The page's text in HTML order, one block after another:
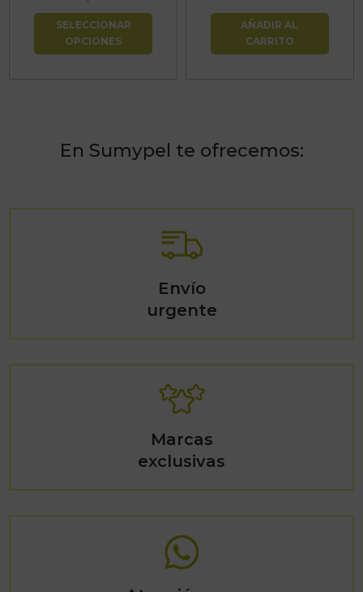
de
precios:
desde
SELECCIONAR
OPCIONES
la
página
de
AÑADIR AL
CARRITO
En Sumypel te ofrecemos:
Envío
urgente
Marcas
exclusivas